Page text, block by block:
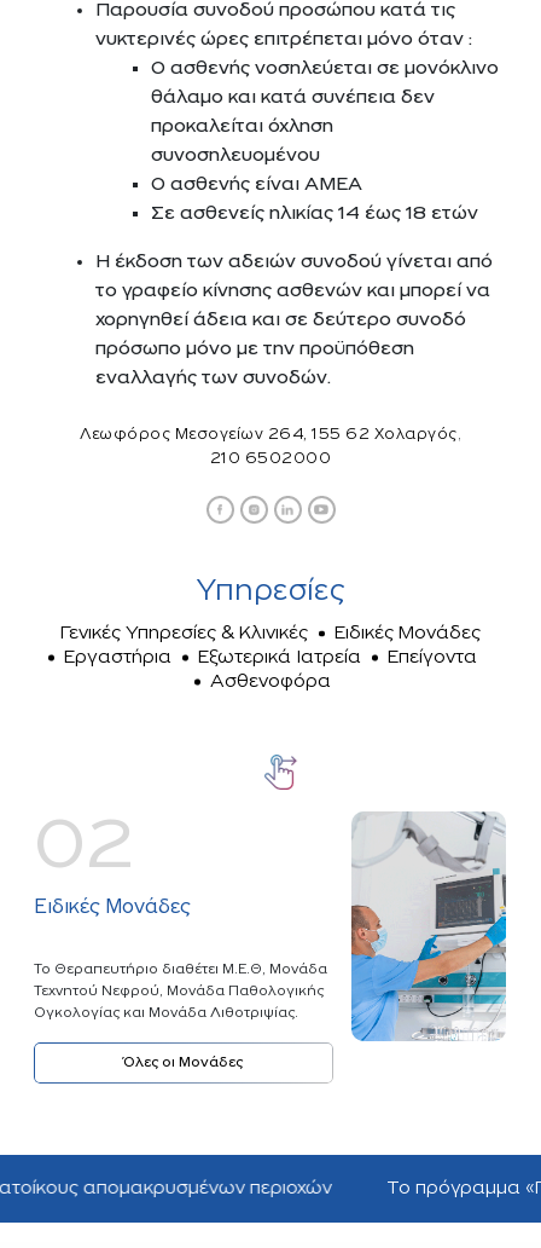
Παρουσία συνοδού προσώπου κατά τις
νυκτερινές ώρες επιτρέπεται μόνο όταν :
Ο ασθενής νοσηλεύεται σε μονόκλινο
θάλαμο και κατά συνέπεια δεν
προκαλείται όχληση
συνοσηλευομένου
Ο ασθενής είναι ΑΜΕΑ
Σε ασθενείς ηλικίας 14 έως 18 ετών
Η έκδοση των αδειών συνοδού γίνεται από
το γραφείο κίνησης ασθενών και μπορεί να
χορηγηθεί άδεια και σε δεύτερο συνοδό
πρόσωπο μόνο με την προϋπόθεση
εναλλαγής των συνοδών.
Λεωφόρος Μεσογείων 264, 155 62 Χολαργός,
210 6502000
Υπηρεσίες
Γενικές Υπηρεσίες & Κλινικές
Ειδικές Μονάδες
Εργαστήρια
Εξωτερικά Ιατρεία
Επείγοντα
Ασθενοφόρα
02
Ειδικές Μονάδες
Το Θεραπευτήριο διαθέτει Μ.Ε.Θ, Μονάδα
Τεχνητού Νεφρού, Μονάδα Παθολογικής
Ογκολογίας και Μονάδα Λιθοτριψίας.
Όλες οι Μονάδες
περιοχών Το πρόγραμμα «Παντού»